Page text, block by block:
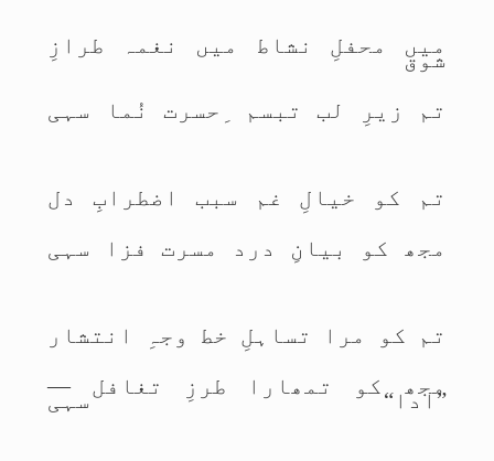
میں محفلِ نشاط میں نغمہ طرازِ
شوق
تم زیرِ لب تبسم ِحسرت نُما سہی
تم کو خیالِ غم سبب اضطرابِ دل
مجھ کو بیانِ درد مسرت فزا سہی
تم کو مرا تساہلِ خط وجہِ انتشار
مجھ کو تمھارا طرزِ تغافل —
”ادا“ سہی